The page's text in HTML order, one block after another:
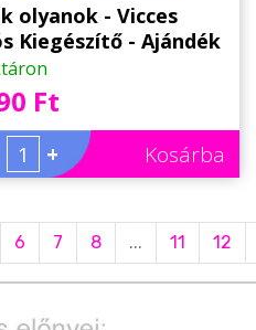
olyanok - Vicces
Kiegészítő - Ajándék
Ft
+ Kosárba
6 7 8 ... 11 12